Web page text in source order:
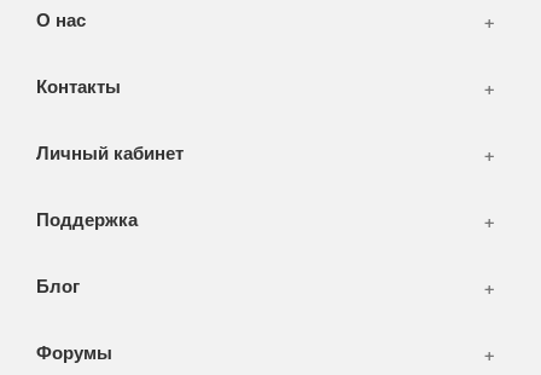
О нас
Контакты
Личный кабинет
Поддержка
Блог
Форумы
СМИ и оффлайн реклама